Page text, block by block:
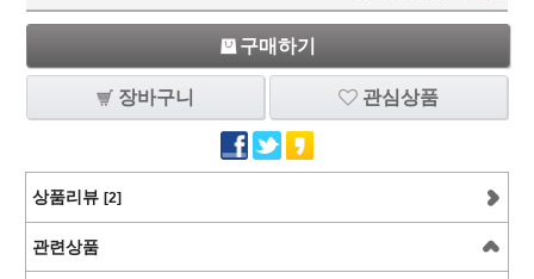
구매하기
장바구니 관심상품
상품리뷰 [2]
관련상품